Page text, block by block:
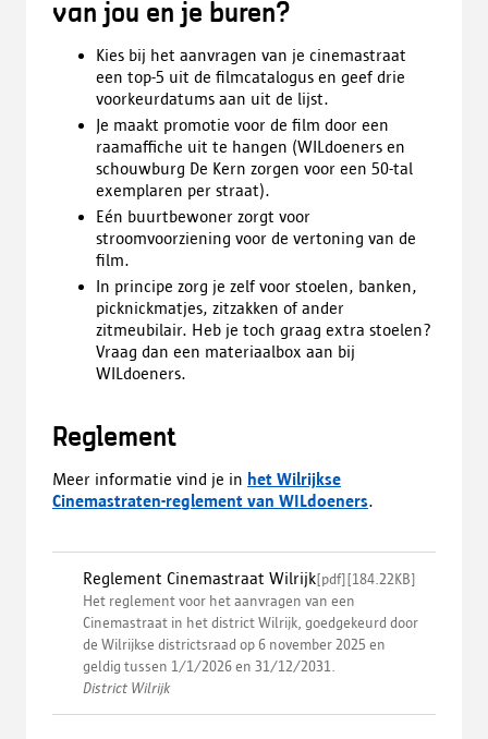
van jou en je buren?
Kies bij het aanvragen van je cinemastraat
een top-5 uit de filmcatalogus en geef drie
voorkeurdatums aan uit de lijst.
Je maakt promotie voor de film door een
raamaffiche uit te hangen (WILdoeners en
schouwburg De Kern zorgen voor een 50-tal
exemplaren per straat).
Eén buurtbewoner zorgt voor
stroomvoorziening voor de vertoning van de
film.
In principe zorg je zelf voor stoelen, banken,
picknickmatjes, zitzakken of ander
zitmeubilair. Heb je toch graag extra stoelen?
Vraag dan een materiaalbox aan bij
WILdoeners.
Reglement
Meer informatie vind je in het Wilrijkse
Cinemastraten-reglement van WILdoeners.
Reglement Cinemastraat Wilrijk[pdf][184.22KB]
Het reglement voor het aanvragen van een
Cinemastraat in het district Wilrijk, goedgekeurd door
de Wilrijkse districtsraad op 6 november 2025 en
geldig tussen 1/1/2026 en 31/12/2031.
District Wilrijk